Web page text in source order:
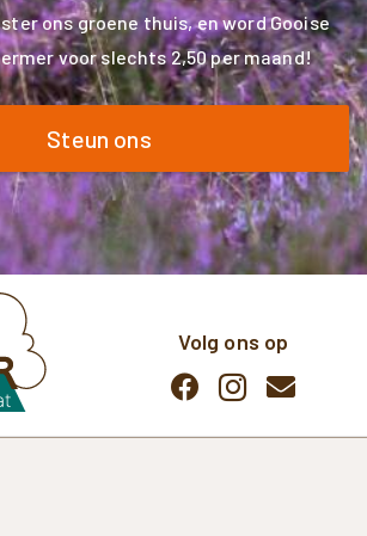
ons groene thuis, en word Gooise
voor slechts 2,50 per maand!
Steun ons
Volg ons op